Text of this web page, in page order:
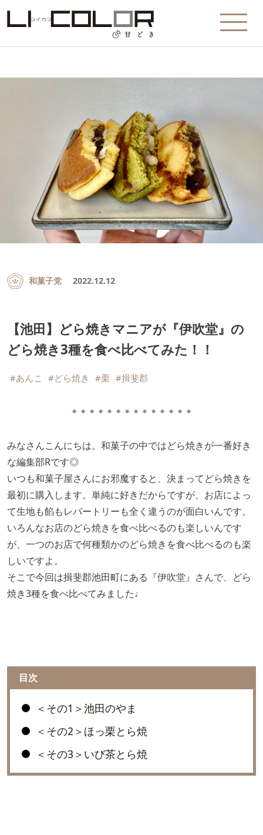
和菓子党 2022.12.12
【池田】どら焼きマニアが『伊吹堂』の
どら焼き3種を食べ比べてみた！！
#あんこ #どら焼き #栗 #揖斐郡
● ● ● ● ● ● ● ● ● ● ● ● ● ●
みなさんこんにちは。和菓子の中ではどら焼きが一番好き
な編集部Rです◎
いつも和菓子屋さんにお邪魔すると、決まってどら焼きを
最初に購入します。単純に好きだからですが、お店によっ
て生地も餡もレパートリーも全く違うのが面白いんです。
いろんなお店のどら焼きを食べ比べるのも楽しいんです
が、一つのお店で何種類かのどら焼きを食べ比べるのも楽
しいですよ。
そこで今回は揖斐郡池田町にある『伊吹堂』さんで、どら
焼き3種を食べ比べてみました♩
目次
＜その1＞池田のやま
＜その2＞ほっ栗とら焼
＜その3＞いび茶とら焼